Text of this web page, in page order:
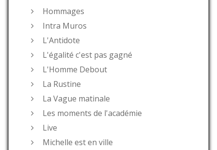
Hommages
Intra Muros
L'Antidote
L'égalité c'est pas gagné
L'Homme Debout
La Rustine
La Vague matinale
Les moments de l'académie
Live
Michelle est en ville